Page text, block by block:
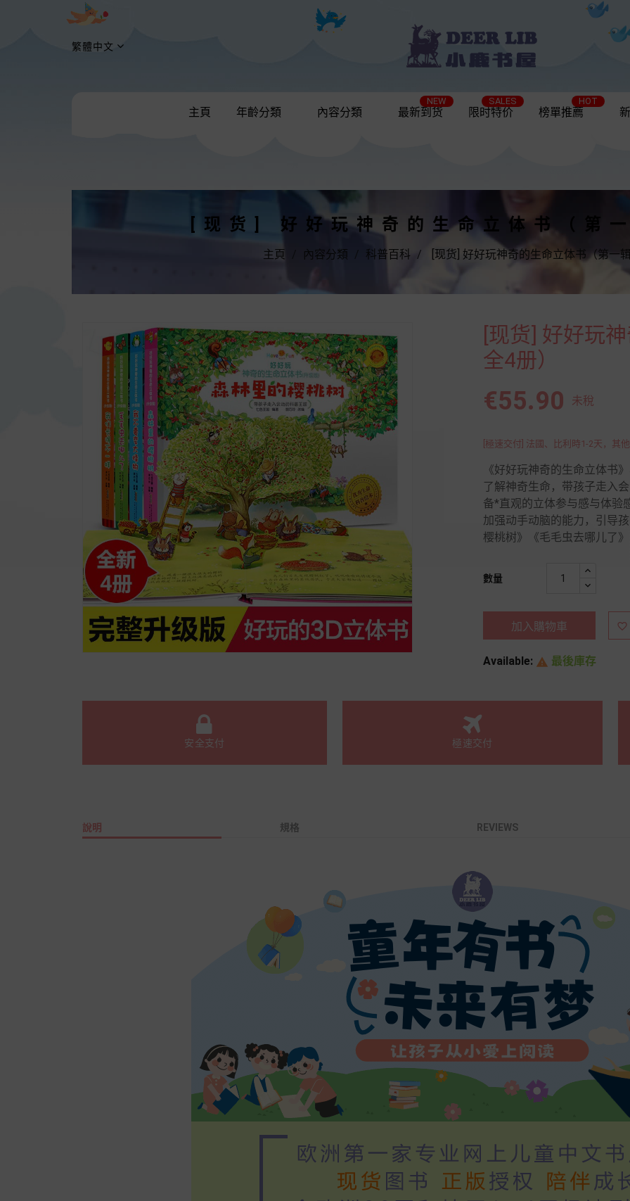
繁體中文
主頁 年齡分類 內容分類 最新到货
NEW
限时特价
SALES
榜單推薦
HOT
[现货] 好好玩神奇的生命立体书（第
主頁 內容分類 科普百科 [现货] 好好玩神奇的生命立体书（第一
[现货] 好好玩
全4册）
€55.90 未稅
[極速交付] 法國、比利時1-2天，其
《好好玩神奇的生命立体书
了解神奇生命，带孩子走入
备*直观的立体参与感与体验
加强动手动脑的能力，引导
樱桃树》《毛毛虫去哪儿了
數量
加入購物車 
Available:  最後庫存
安全支付 極速交付
說明 規格 REVIEWS